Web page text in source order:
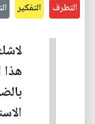
التطرف التفكير
هذا